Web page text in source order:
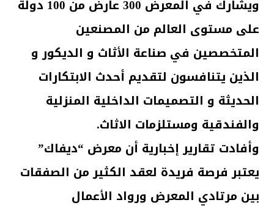
ويشارك في المعرض 300 عارض من 100 دولة
على مستوى العالم من المصنعين
المتخصصين في صناعة الأثاث و الديكور و
الذين يتنافسون لتقديم أحدث الابتكارات
الحديثة و التصميمات الداخلية المنزلية
والفندقية ومستلزمات الاثاث.
وأفادت تقارير إخبارية أن معرض “ديفاك”
يعتبر فرصة فريدة لعقد الكثير من الصفقات
بين مرتادي المعرض ورواد الأعمال